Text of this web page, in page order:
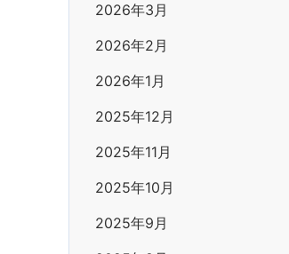
2026年3月
2026年2月
2026年1月
2025年12月
2025年11月
2025年10月
2025年9月